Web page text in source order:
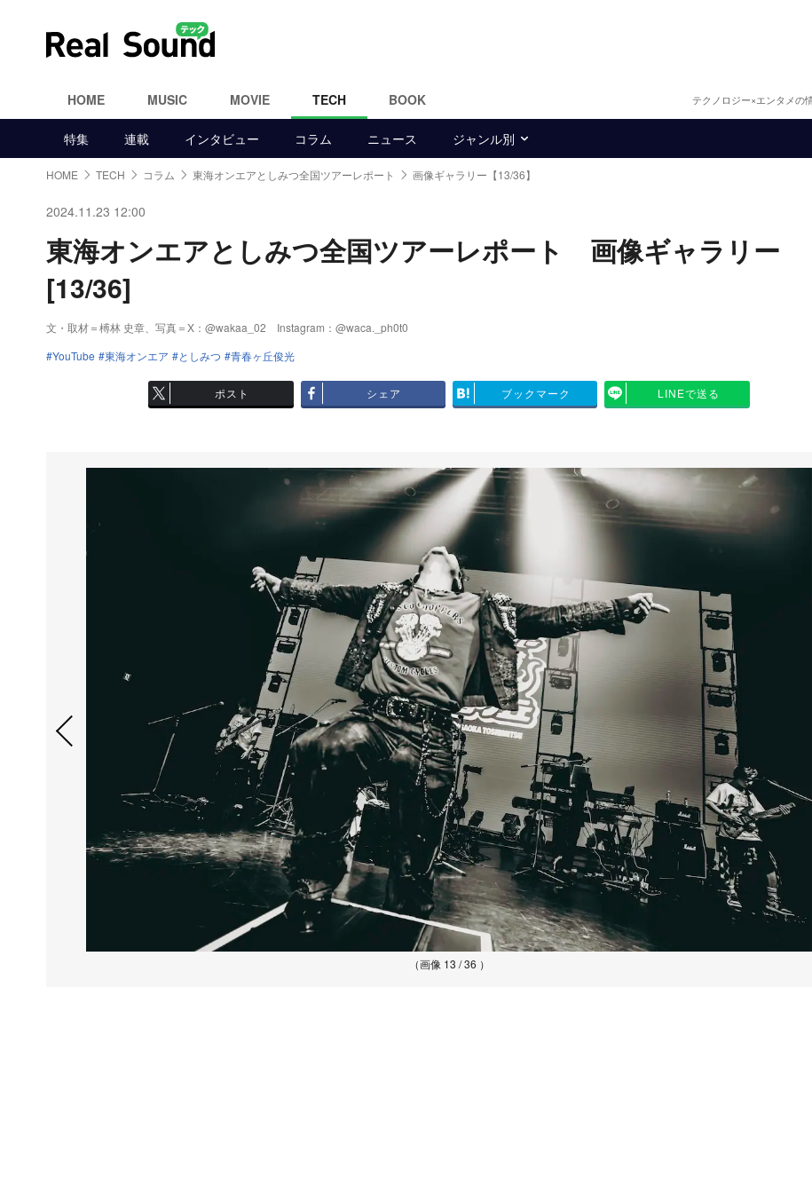
HOME MUSIC MOVIE TECH BOOK テクノロジー×エンタメの
特集 連載 インタビュー コラム ニュース ジャンル別
HOME TECH コラム 東海オンエアとしみつ全国ツアーレポート 画像ギャラリー【13/36】
2024.11.23 12:00
東海オンエアとしみつ全国ツアーレポート 画像ギャラリー
[13/36]
文・取材＝榑林 史章、写真＝X：@wakaa_02 Instagram：@waca._ph0t0
YouTube
東海オンエア としみつ 青春ヶ丘俊光
ポスト シェア ブックマーク LINEで送る
（画像 13 / 36 ）